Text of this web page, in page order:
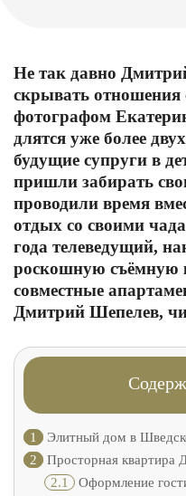
Не так давно
скрывать отношения
фотографом
длятся уже более
будущие супруги в
пришли забирать
проводили время
отдых со своими
года телеведущий,
роскошную съёмную
совместные
Дмитрий Шепелев,
1
Элитный дом в
2
Просторная квартира
2.1 Оформление